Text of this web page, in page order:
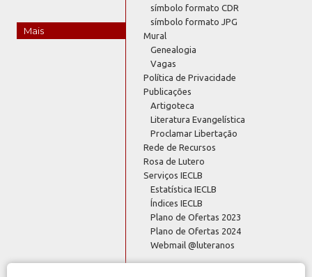
Mais
símbolo formato CDR
símbolo formato JPG
Mural
Genealogia
Vagas
Política de Privacidade
Publicações
Artigoteca
Literatura Evangelística
Proclamar Libertação
Rede de Recursos
Rosa de Lutero
Serviços IECLB
Estatística IECLB
Índices IECLB
Plano de Ofertas 2023
Plano de Ofertas 2024
Webmail @luteranos